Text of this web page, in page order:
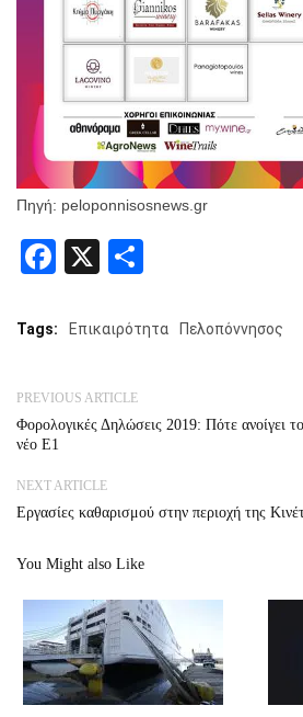
Πηγή: peloponnisosnews.gr
Facebook
X
Tags: Επικαιρότητα Πελοπόννησος
PREVIOUS ARTICLE
Φορολογικές Δηλώσεις 2019: Πότε ανοίγει
νέο Ε1
NEXT ARTICLE
Εργασίες καθαρισμού στην περιοχή της
You Might also Like